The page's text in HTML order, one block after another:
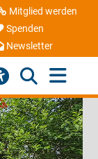
Mitglied werden
Spenden
Newsletter